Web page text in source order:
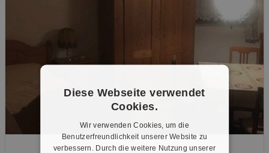
Diese Webseite verwendet
Cookies.
Wir verwenden Cookies, um die
Benutzerfreundlichkeit unserer Website zu
verbessern. Durch die weitere Nutzung unserer